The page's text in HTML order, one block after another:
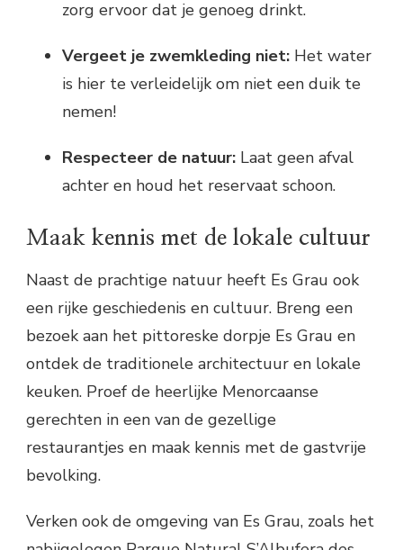
zorg ervoor dat je genoeg drinkt.
Vergeet je zwemkleding niet: Het water
is hier te verleidelijk om niet een duik te
nemen!
Respecteer de natuur: Laat geen afval
achter en houd het reservaat schoon.
Maak kennis met de lokale cultuur
Naast de prachtige natuur heeft Es Grau ook
een rijke geschiedenis en cultuur. Breng een
bezoek aan het pittoreske dorpje Es Grau en
ontdek de traditionele architectuur en lokale
keuken. Proef de heerlijke Menorcaanse
gerechten in een van de gezellige
restaurantjes en maak kennis met de gastvrije
bevolking.
Verken ook de omgeving van Es Grau, zoals het